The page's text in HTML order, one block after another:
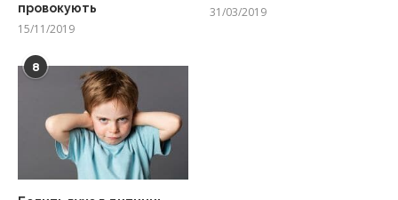
провокують
15/11/2019
31/03/2019
8